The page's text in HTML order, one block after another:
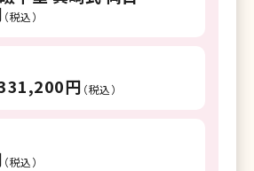
（税込）
円 （税込）
（税込）